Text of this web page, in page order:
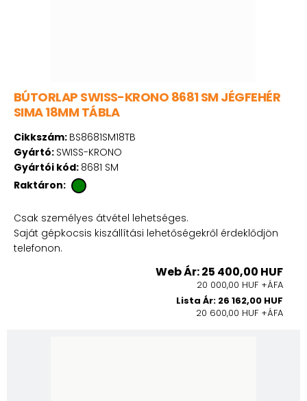
BÚTORLAP SWISS-KRONO 8681 SM JÉGFEHÉR
SIMA 18MM TÁBLA
Cikkszám: BS8681SM18TB
Gyártó: SWISS-KRONO
Gyártói kód: 8681 SM
Raktáron:
Csak személyes átvétel lehetséges.
Saját gépkocsis kiszállítási lehetőségekről érdeklődjön
telefonon.
Web Ár: 25 400,00 HUF
20 000,00 HUF +ÁFA
Lista Ár: 26 162,00 HUF
20 600,00 HUF +ÁFA